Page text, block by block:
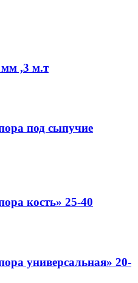
,3 м.т
под сыпучие
кость» 25-40
универсальная» 20-